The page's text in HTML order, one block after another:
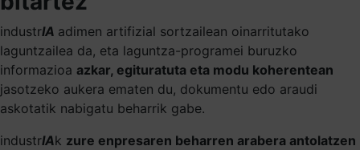
industrIA adimen artifizial sortzailean oinarritutako
laguntzailea da, eta laguntza-programei buruzko
informazioa azkar, egituratuta eta modu koherentean
jasotzeko aukera ematen du, dokumentu edo araudi
askotatik nabigatu beharrik gabe.
industrIAk zure enpresaren beharren arabera antolatzen